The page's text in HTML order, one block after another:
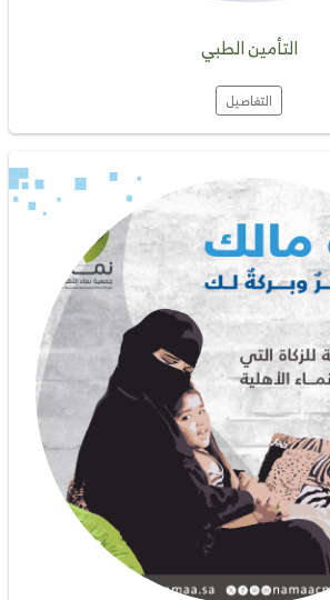
التأمين الطبي
التفاصيل